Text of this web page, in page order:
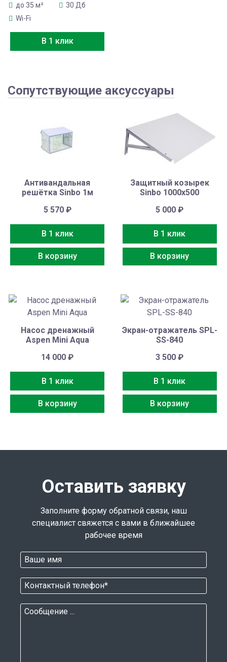
до 35 м²
30 Дб
Wi-Fi
В 1 клик
Сопутствующие аксуссуары
Антивандальная
решётка Sinbo 1м
5 570 ₽
В 1 клик
В корзину
Защитный козырек
Sinbo 1000х500
5 000₽
В 1 клик
В корзину
Насос дренажный
Aspen Mini Aqua
14 000₽
В 1 клик
В корзину
Экран-отражатель SPL-
SS-840
3 500₽
В 1 клик
В корзину
Оставить заявку
Заполните форму обратной связи, наш
специалист свяжется с вами в ближайшее
рабочее время